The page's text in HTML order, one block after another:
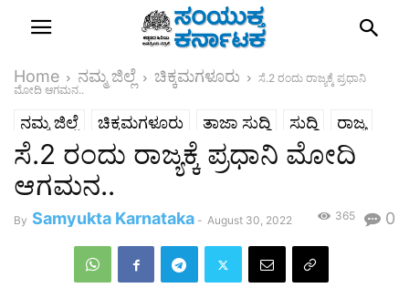
Home ನಮ್ಮ ಜಿಲ್ಲೆ ಚಿಕ್ಕಮಗಳೂರು
ಸೆ.2 ರಂದು ರಾಜ್ಯಕ್ಕೆ ಪ್ರಧಾನಿ
ಮೋದಿ ಆಗಮನ..
ನಮ್ಮ ಜಿಲ್ಲೆ ಚಿಕ್ಕಮಗಳೂರು ತಾಜಾ ಸುದ್ದಿ ಸುದ್ದಿ ರಾಜ್ಯ
ಸೆ.2 ರಂದು ರಾಜ್ಯಕ್ಕೆ ಪ್ರಧಾನಿ ಮೋದಿ
ಆಗಮನ..
By Samyukta Karnataka - August 30, 2022 0
365